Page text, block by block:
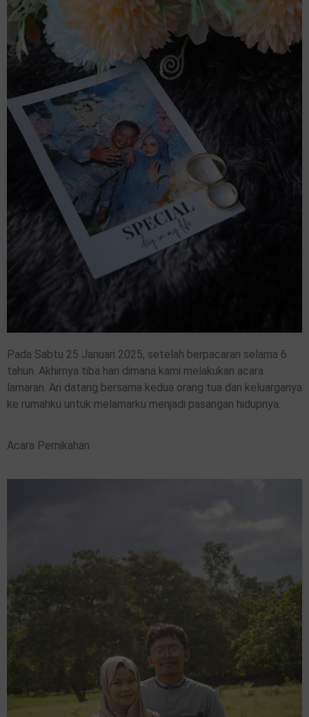
Pada Sabtu 25 Januari 2025, setelah berpacaran selama 6
tahun. Akhirnya tiba hari dimana kami melakukan acara
lamaran. Ari datang bersama kedua orang tua dan keluarganya
ke rumahku untuk melamarku menjadi pasangan hidupnya.
Acara Pernikahan